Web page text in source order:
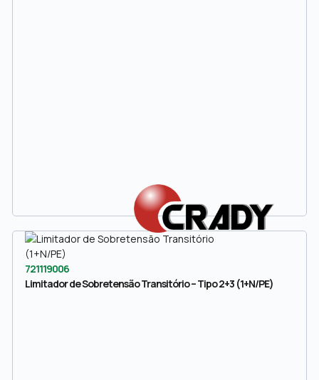
721119006
Limitador de Sobretensão Transitório – Tipo 2+3 (1+N/PE)